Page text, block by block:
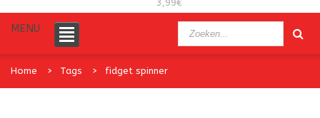
3,99€
MENU
Home Tags fidget spinner